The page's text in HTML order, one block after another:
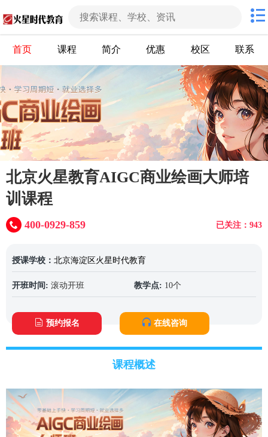
首页 课程 简介 优惠 校区 联系
北京火星教育AIGC商业绘画大师培
训课程
已关注：943
400-0929-859
授课学校： 北京海淀区火星时代教育
开班时间: 滚动开班 教学点: 10个
预约报名 在线咨询
课程概述